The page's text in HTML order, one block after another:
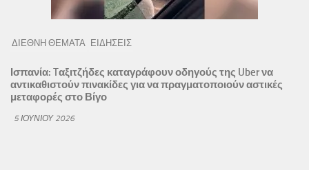
ΔΙΕΘΝΗ ΘΕΜΑΤΑ ΕΙΔΗΣΕΙΣ
Ισπανία: Tαξιτζήδες καταγράφουν οδηγούς της Uber να
αντικαθιστούν πινακίδες για να πραγματοποιούν αστικές
μεταφορές στο Βίγο
5 ΙΟΥΝΊΟΥ 2026